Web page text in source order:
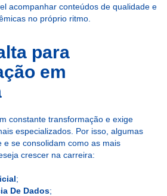
acompanhar conteúdos de qualidade e
no próprio ritmo.
para
em
constante transformação e exige
especializados. Por isso, algumas
e se consolidam como as mais
crescer na carreira:
;
De Dados;